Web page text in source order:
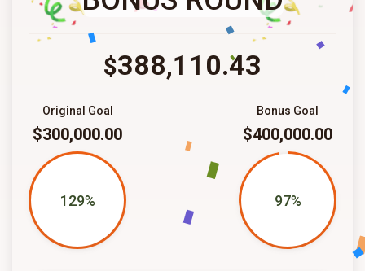
$388,110.43
Bonus Goal
$400,000.00
97%
Original Goal
$300,000.00
129%